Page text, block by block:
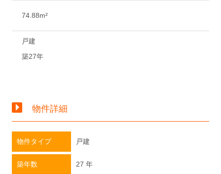
74.88m²
戸建
築27年
物件詳細
物件タイプ 戸建
築年数 27 年